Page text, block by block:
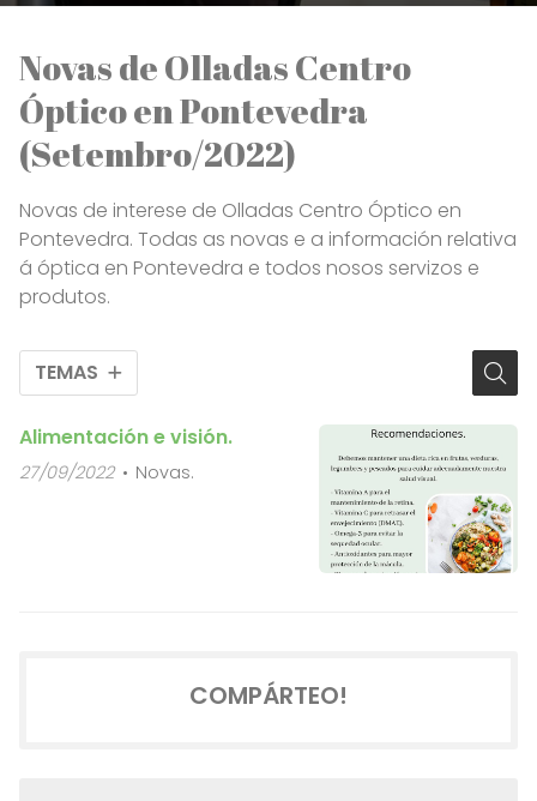
Novas de Olladas Centro
Óptico en Pontevedra
(Setembro/2022)
Novas de interese de Olladas Centro Óptico en
Pontevedra. Todas as novas e a información relativa
á óptica en Pontevedra e todos nosos servizos e
produtos.
TEMAS
Alimentación e visión.
27/09/2022 Novas.
COMPÁRTEO!